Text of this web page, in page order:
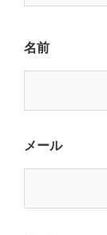
名前
メール